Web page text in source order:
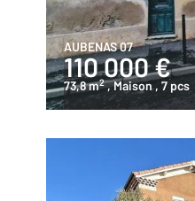
AUBENAS 07
110 000 €
73,8 m2 , Maison , 7 pcs